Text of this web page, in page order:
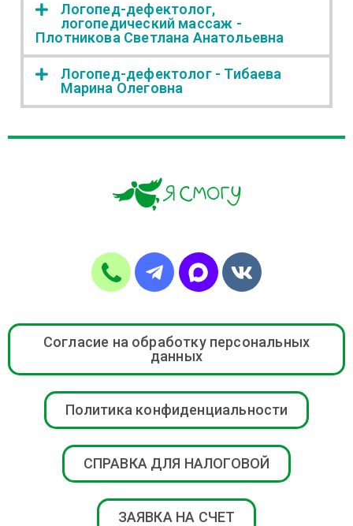
Логопед-дефектолог,
логопедический массаж -
Плотникова Светлана Анатольевна
Логопед-дефектолог - Тибаева
Марина Олеговна
Согласие на обработку персональных
данных
Политика конфиденциальности
СПРАВКА ДЛЯ НАЛОГОВОЙ
ЗАЯВКА НА СЧЕТ